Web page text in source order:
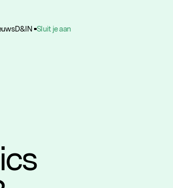
D&IN Sluit je aan
je surfgedrag te volgen, zodat we
tonen.